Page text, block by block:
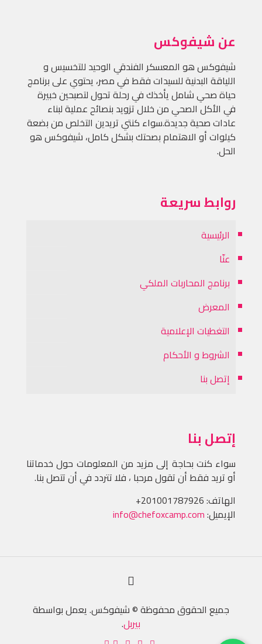
عن شيفوكس
شيفوكس هو المعسكر الفندقي الوحيد للتخسيس و
اللياقة البدنية للسيدات فقط في مصر، يحتوي على برنامج
حياة صحي شامل يأخذك في رحلة تحول لتصبحين خبيرة
في الأكل الصحي من خلال تزويد بنصائح عملية لبناء
عادات صحية جديدة.سواء كنتي تريدين التخلص من بضعة
كيلوات أو الاهتمام بصحتك بشكل كامل، شيفوكس هو
الحل.
روابط سريعة
الرئيسية
عنّا
برنامج المحاربات الملكي
المعرض
التغطيات الإعلامية
الشروط و الأحكام
إتصل بنا
إتصل بنا
سواء كنت بحاجة إلى مزيد من المعلومات حول خدماتنا
أو تريد فقط أن تقول مرحبا ، فلا تتردد في أن تتصل بنا.
الهاتف:+201001787926
الإيميل:info@chefoxcamp.com
جميع الحقوق محفوظة © شيفوكس. يعمل بواسطة
بيربل.